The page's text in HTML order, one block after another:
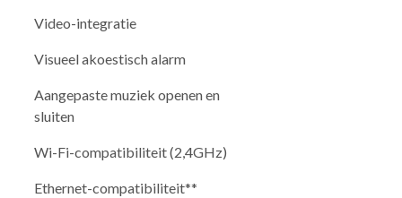
Video-integratie
Visueel akoestisch alarm
Aangepaste muziek openen en
sluiten
Wi-Fi-compatibiliteit (2,4GHz)
Ethernet-compatibiliteit**